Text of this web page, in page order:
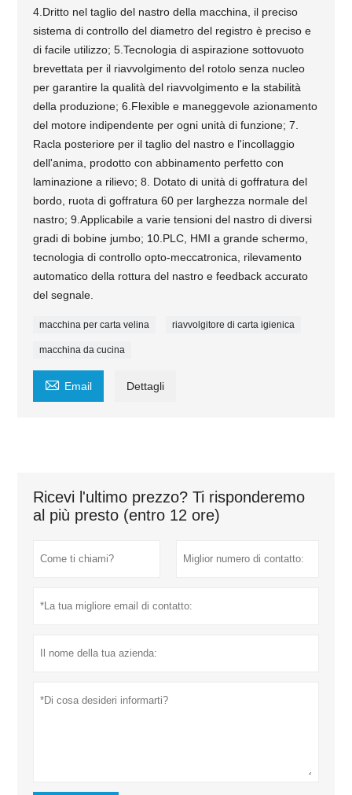
4.Dritto nel taglio del nastro della macchina, il preciso
sistema di controllo del diametro del registro è preciso e
di facile utilizzo; 5.Tecnologia di aspirazione sottovuoto
brevettata per il riavvolgimento del rotolo senza nucleo
per garantire la qualità del riavvolgimento e la stabilità
della produzione; 6.Flexible e maneggevole azionamento
del motore indipendente per ogni unità di funzione; 7.
Racla posteriore per il taglio del nastro e l'incollaggio
dell'anima, prodotto con abbinamento perfetto con
laminazione a rilievo; 8. Dotato di unità di goffratura del
bordo, ruota di goffratura 60 per larghezza normale del
nastro; 9.Applicabile a varie tensioni del nastro di diversi
gradi di bobine jumbo; 10.PLC, HMI a grande schermo,
tecnologia di controllo opto-meccatronica, rilevamento
automatico della rottura del nastro e feedback accurato
del segnale.
macchina per carta velina riavvolgitore di carta igienica
macchina da cucina
 Email Dettagli
Ricevi l'ultimo prezzo? Ti risponderemo
al più presto (entro 12 ore)